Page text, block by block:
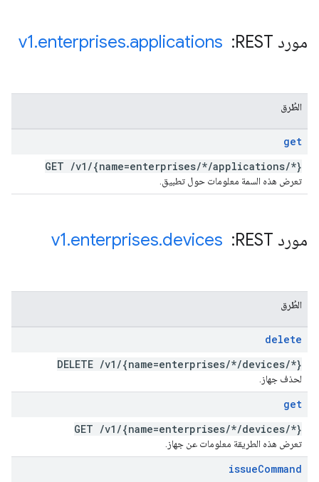
مورد REST: ‏ v1.enterprises.applications
الطُرق
get
GET /v1 /{name=enterprises/*/applications/*}
تعرض هذه السمة معلومات حول تطبيق.
مورد REST: ‏ v1.enterprises.devices
الطُرق
delete
DELETE /v1 /{name=enterprises/*/devices/*}
لحذف جهاز.
get
GET /v1 /{name=enterprises/*/devices/*}
تعرض هذه الطريقة معلومات عن جهاز.
issueCommand